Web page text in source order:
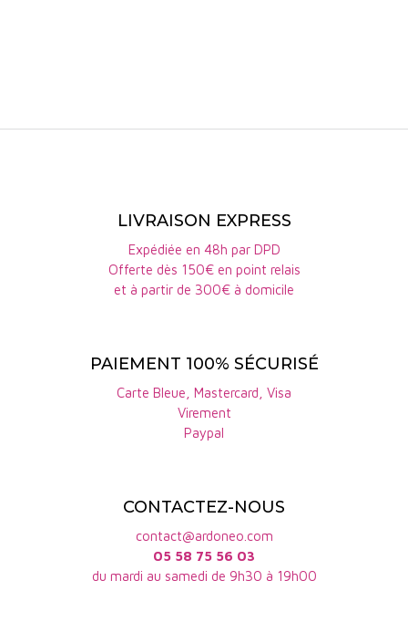
LIVRAISON EXPRESS
Expédiée en 48h par DPD
Offerte dès 150€ en point relais
et à partir de 300€ à domicile
PAIEMENT 100% SÉCURISÉ
Carte Bleue, Mastercard, Visa
Virement
Paypal
CONTACTEZ-NOUS
contact@ardoneo.com
05 58 75 56 03
du mardi au samedi de 9h30 à 19h00